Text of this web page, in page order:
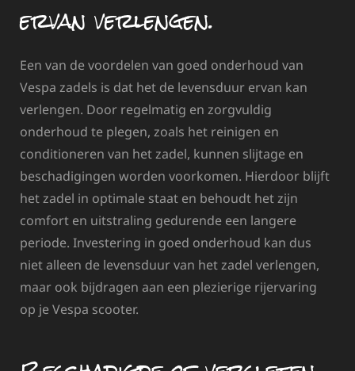
ervan verlengen.
Een van de voordelen van goed onderhoud van
Vespa zadels is dat het de levensduur ervan kan
verlengen. Door regelmatig en zorgvuldig
onderhoud te plegen, zoals het reinigen en
conditioneren van het zadel, kunnen slijtage en
beschadigingen worden voorkomen. Hierdoor blijft
het zadel in optimale staat en behoudt het zijn
comfort en uitstraling gedurende een langere
periode. Investering in goed onderhoud kan dus
niet alleen de levensduur van het zadel verlengen,
maar ook bijdragen aan een plezierige rijervaring
op je Vespa scooter.